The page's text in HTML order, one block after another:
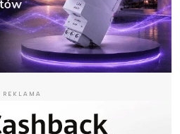
REKLAMA